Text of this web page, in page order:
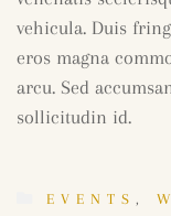
vehicula. Duis
eros magna
arcu. Sed
sollicitudin id.
EVENTS ,